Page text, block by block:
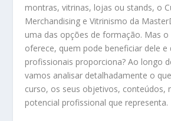
montras, vitrinas, lojas ou stands, o
Merchandising e Vitrinismo da
uma das opções de formação. Mas o
oferece, quem pode beneficiar dele e
profissionais proporciona? Ao longo
vamos analisar detalhadamente o
curso, os seus objetivos, conteúdos,
potencial profissional que representa.